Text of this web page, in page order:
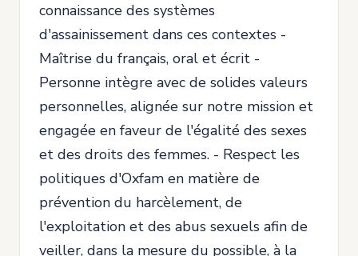
connaissance des systèmes
d'assainissement dans ces contextes -
Maîtrise du français, oral et écrit -
Personne intègre avec de solides valeurs
personnelles, alignée sur notre mission et
engagée en faveur de l'égalité des sexes
et des droits des femmes. - Respect les
politiques d'Oxfam en matière de
prévention du harcèlement, de
l'exploitation et des abus sexuels afin de
veiller, dans la mesure du possible, à la